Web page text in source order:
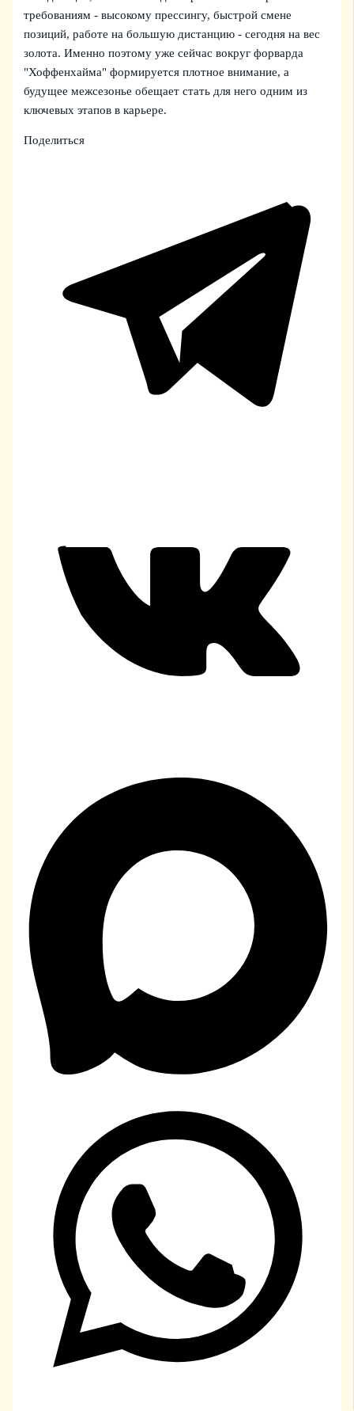
требованиям - высокому прессингу, быстрой смене
позиций, работе на большую дистанцию - сегодня на вес
золота. Именно поэтому уже сейчас вокруг форварда
"Хоффенхайма" формируется плотное внимание, а
будущее межсезонье обещает стать для него одним из
ключевых этапов в карьере.
Поделиться